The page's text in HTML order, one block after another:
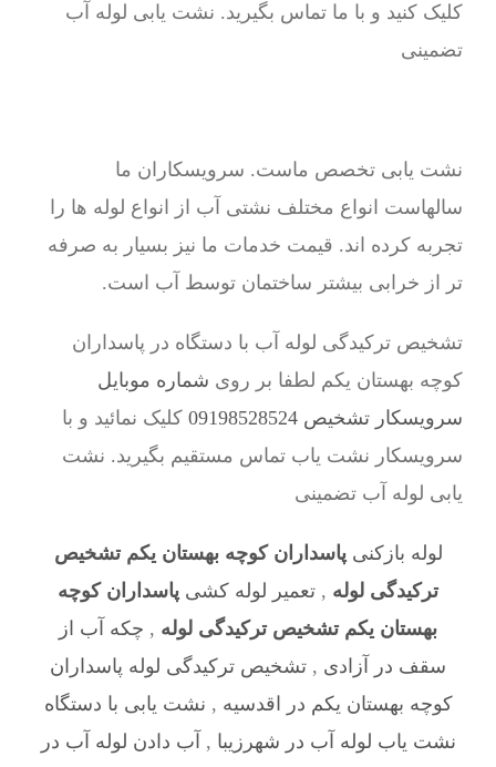
کلیک کنید و با ما تماس بگیرید. نشت یابی لوله آب
تضمینی
نشت یابی تخصص ماست. سرویسکاران ما
سالهاست انواع مختلف نشتی آب از انواع لوله ها را
تجربه کرده اند. قیمت خدمات ما نیز بسیار به صرفه
تر از خرابی بیشتر ساختمان توسط آب است.
تشخیص ترکیدگی لوله آب با دستگاه در پاسداران
کوچه بهستان یکم لطفا بر روی شماره موبایل
سرویسکار تشخیص 09198528524
کلیک نمائید و با
سرویسکار نشت یاب تماس مستقیم بگیرید. نشت
یابی لوله آب تضمینی
لوله بازکنیپاسداران کوچه بهستان یکم تشخیص
ترکیدگی لوله , تعمیر لوله کشی پاسداران کوچه
بهستان یکم تشخیص ترکیدگی لوله , چکه آب از
سقف در آزادی , تشخیص ترکیدگی لوله پاسداران
کوچه بهستان یکم در اقدسیه , نشت یابی با دستگاه
نشت یاب لوله آب در شهرزیبا , آب دادن لوله آب در